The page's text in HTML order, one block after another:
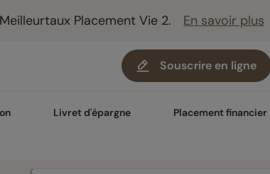
Placement Vie 2. En savoir plus
Souscrire en ligne
Livret d'épargne Placement financier